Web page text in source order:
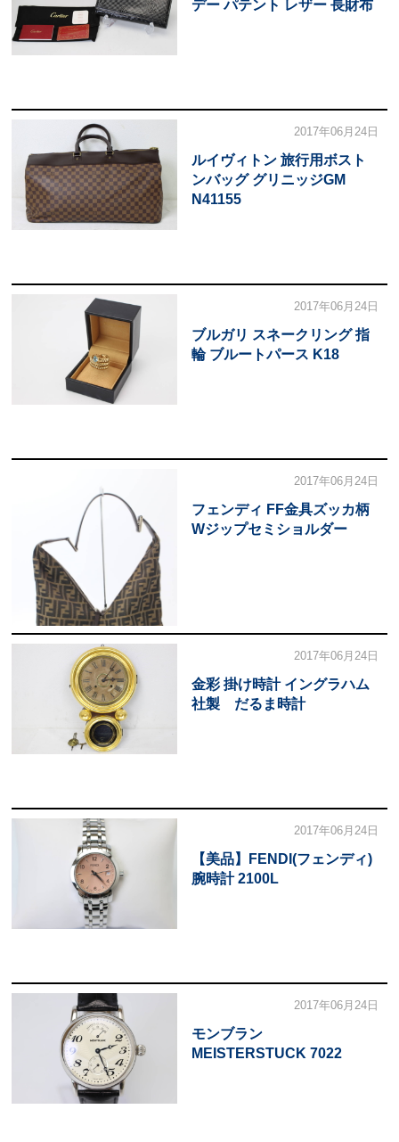
デー パテント レザー 長財布
2017年06月24日
ルイヴィトン 旅行用ボスト
ンバッグ グリニッジGM
N41155
2017年06月24日
ブルガリ スネークリング 指
輪 ブルートパース K18
2017年06月24日
フェンディ FF金具ズッカ柄
Wジップセミショルダー
2017年06月24日
金彩 掛け時計 イングラハム
社製 だるま時計
2017年06月24日
【美品】FENDI(フェンディ)
腕時計 2100L
2017年06月24日
モンブラン
MEISTERSTUCK 7022